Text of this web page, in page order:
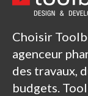
Choisir
agenceur
des travaux,
budgets.